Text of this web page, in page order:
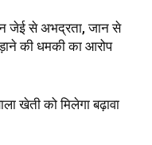
जेई से अभद्रता, जान से
की धमकी का आरोप
खेती को मिलेगा बढ़ावा